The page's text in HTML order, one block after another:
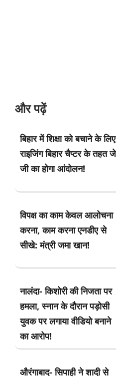
और पढ़ें
बिहार में शिक्षा को बचाने के लिए
राइजिंग बिहार चैप्टर के तहत
जी का होगा आंदोलन!
विपक्ष का काम केवल आलोचना
करना, काम करना एनडीए से
सीखे: मंत्री जमा खान!
नालंदा- किशोरी की निजता पर
हमला, स्नान के दौरान पड़ोसी
युवक पर लगाया वीडियो बनाने
का आरोप!
औरंगाबाद- सिपाही ने शादी से